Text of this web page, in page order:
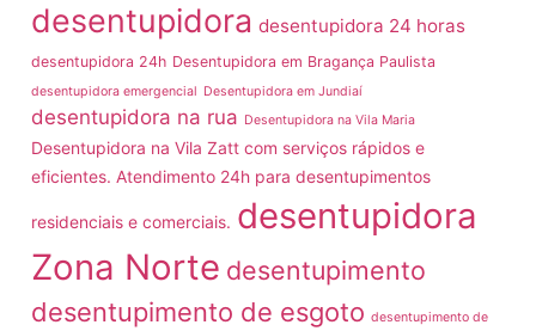
desentupidora desentupidora 24 horas
desentupidora 24h Desentupidora em Bragança Paulista
desentupidora emergencial Desentupidora em Jundiaí
desentupidora na rua Desentupidora na Vila Maria
Desentupidora na Vila Zatt com serviços rápidos e
eficientes. Atendimento 24h para desentupimentos
residenciais e comerciais. desentupidora
Zona Norte desentupimento
desentupimento de esgoto desentupimento de